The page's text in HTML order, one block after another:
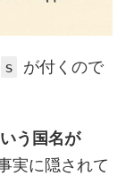
s
が付くので
う国名が
実に隠されて